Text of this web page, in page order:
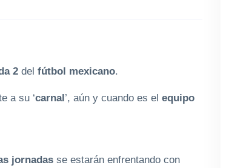
2 del fútbol mexicano.
a su ‘carnal ’, aún y cuando es el equipo
jornadas se estarán enfrentando con